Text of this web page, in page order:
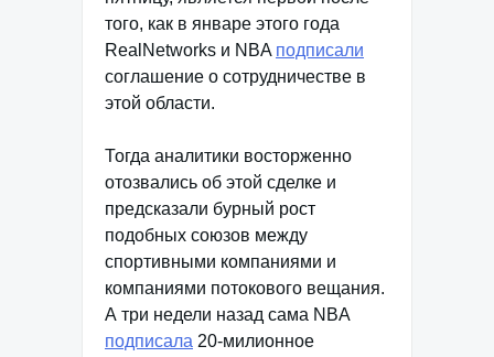
того, как в январе этого года
RealNetworks и NBA подписали
соглашение о сотрудничестве в
этой области.
Тогда аналитики восторженно
отозвались об этой сделке и
предсказали бурный рост
подобных союзов между
спортивными компаниями и
компаниями потокового вещания.
А три недели назад сама NBA
подписала 20-милионное